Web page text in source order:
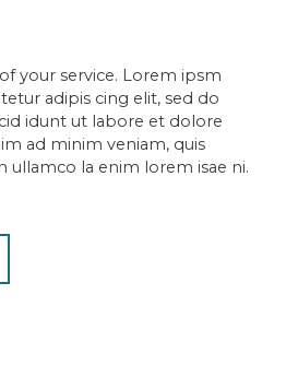
your service. Lorem ipsm
adipis cing elit, sed do
idunt ut labore et dolore
ad minim veniam, quis
ullamco la enim lorem isae ni.